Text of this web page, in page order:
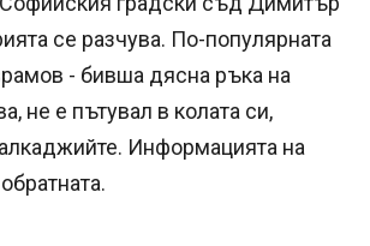
се разчува. По-популярната
- бивша дясна ръка на
не е пътувал в колата си,
Информацията на